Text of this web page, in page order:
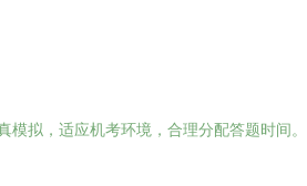
拟，适应机考环境，合理分配答题时间。